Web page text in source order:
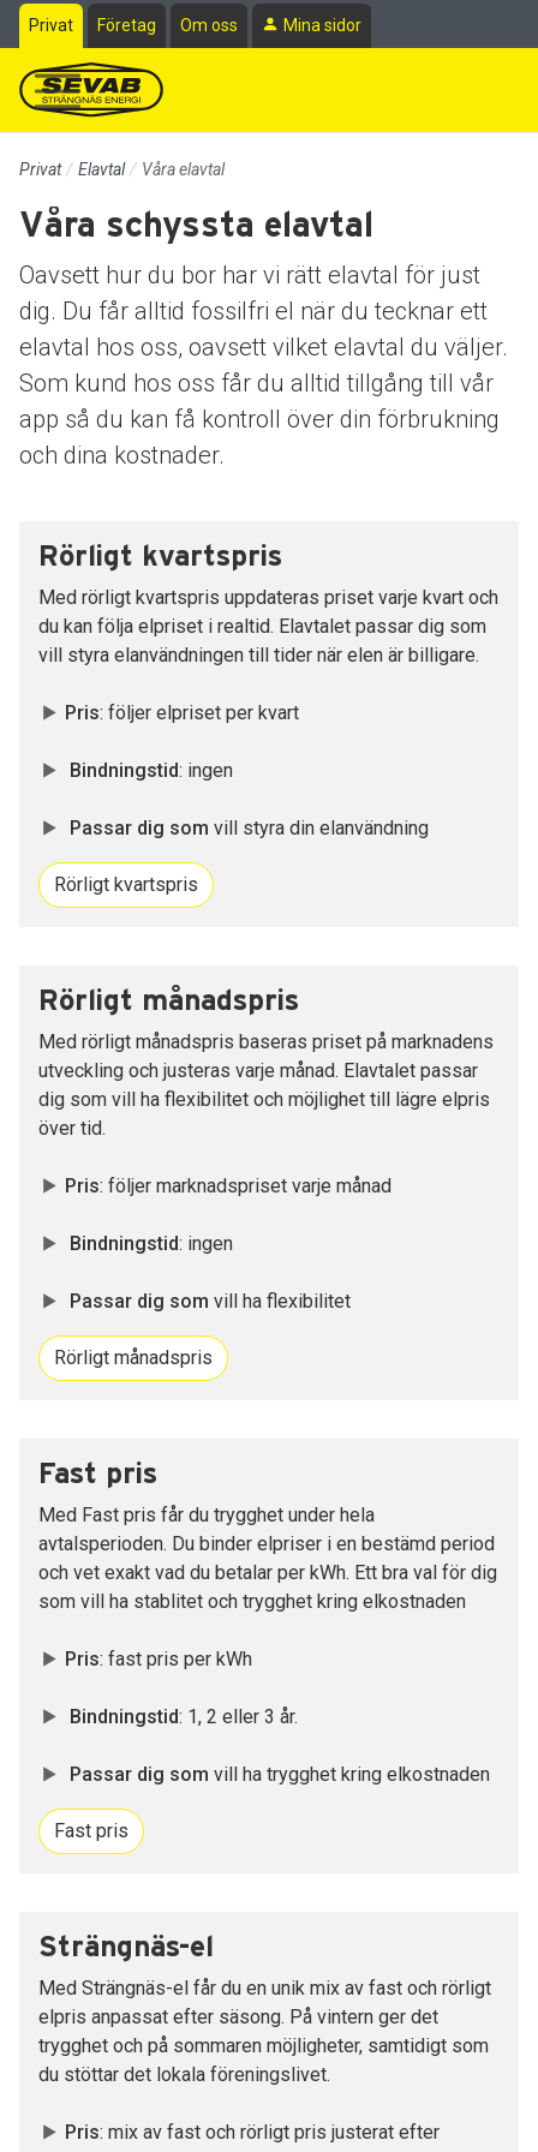
Till sidans huvudinnehåll
Privat Företag Om oss Mina sidor
Privat Elavtal Våra elavtal
Våra schyssta elavtal
Oavsett hur du bor har vi rätt elavtal för just
dig. Du får alltid fossilfri el när du tecknar ett
elavtal hos oss, oavsett vilket elavtal du väljer.
Som kund hos oss får du alltid tillgång till vår
app så du kan få kontroll över din förbrukning
och dina kostnader.
Rörligt kvartspris
Med rörligt kvartspris uppdateras priset varje kvart och
du kan följa elpriset i realtid. Elavtalet passar dig som
vill styra elanvändningen till tider när elen är billigare.
Pris: följer elpriset per kvart
Bindningstid: ingen
Passar dig som vill styra din elanvändning
Rörligt kvartspris
Rörligt månadspris
Med rörligt månadspris baseras priset på marknadens
utveckling och justeras varje månad. Elavtalet passar
dig som vill ha flexibilitet och möjlighet till lägre elpris
över tid.
Pris: följer marknadspriset varje månad
Bindningstid: ingen
Passar dig som vill ha flexibilitet
Rörligt månadspris
Fast pris
Med Fast pris får du trygghet under hela
avtalsperioden. Du binder elpriser i en bestämd period
och vet exakt vad du betalar per kWh. Ett bra val för dig
som vill ha stablitet och trygghet kring elkostnaden
Pris: fast pris per kWh
Bindningstid: 1, 2 eller 3 år.
Passar dig som vill ha trygghet kring elkostnaden
Fast pris
Strängnäs-el
Med Strängnäs-el får du en unik mix av fast och rörligt
elpris anpassat efter säsong. På vintern ger det
trygghet och på sommaren möjligheter, samtidigt som
du stöttar det lokala föreningslivet.
Pris: mix av fast och rörligt pris justerat efter